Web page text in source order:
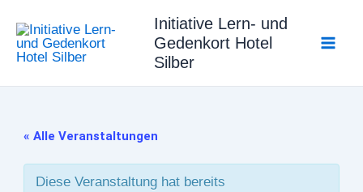
Inhalt
springen
Initiative Lern- und
Gedenkort Hotel
Silber
« Alle Veranstaltungen
Diese Veranstaltung hat bereits